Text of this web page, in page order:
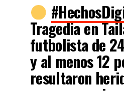
Tragedia en
futbolista de
y al menos 12
resultaron